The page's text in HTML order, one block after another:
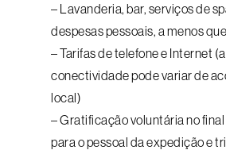
– Lavanderia, bar, serviços de
despesas pessoais, a menos
– Tarifas de telefone e Internet (a
conectividade pode variar de
local)
– Gratificação voluntária no
para o pessoal da expedição e